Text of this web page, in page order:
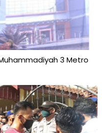
3 Metro